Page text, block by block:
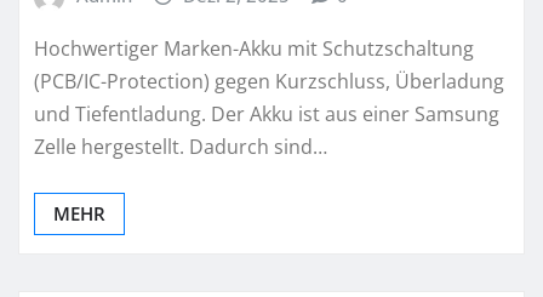
Hochwertiger Marken-Akku mit Schutzschaltung
(PCB/IC-Protection) gegen Kurzschluss, Überladung
und Tiefentladung. Der Akku ist aus einer Samsung
Zelle hergestellt. Dadurch sind…
MEHR